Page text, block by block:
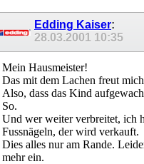
Edding Kaiser:
28.03.2001 10:35
Mein Hausmeister!
Das mit dem Lachen freut
Also, dass das Kind
So.
Und wer weiter verbreitet, ich
Fussnägeln, der wird verkauft.
Dies alles nur am Rande.
mehr ein.